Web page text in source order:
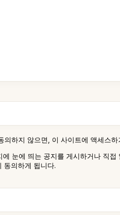
하지 않으면, 이 사이트에 액세스하
에 눈에 띄는 공지를 게시하거나 직
동의하게 됩니다.